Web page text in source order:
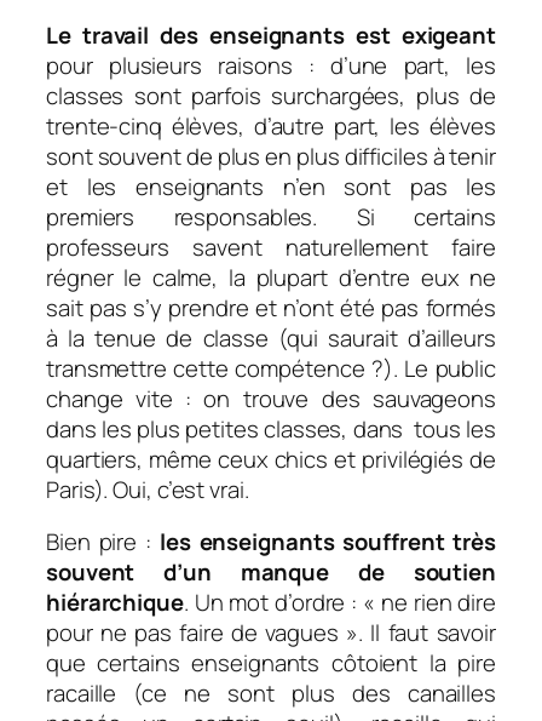
Le travail des enseignants est exigeant
pour plusieurs raisons : d’une part, les
classes sont parfois surchargées, plus de
trente-cinq élèves, d’autre part, les élèves
sont souvent de plus en plus difficiles à tenir
et les enseignants n’en sont pas les
premiers responsables. Si certains
professeurs savent naturellement faire
régner le calme, la plupart d’entre eux ne
sait pas s’y prendre et n’ont été pas formés
à la tenue de classe (qui saurait d’ailleurs
transmettre cette compétence ?). Le public
change vite : on trouve des sauvageons
dans les plus petites classes, dans tous les
quartiers, même ceux chics et privilégiés de
Paris). Oui, c’est vrai.
Bien pire : les enseignants souffrent très
souvent d’un manque de soutien
hiérarchique. Un mot d’ordre : « ne rien dire
pour ne pas faire de vagues ». Il faut savoir
que certains enseignants côtoient la pire
racaille (ce ne sont plus des canailles